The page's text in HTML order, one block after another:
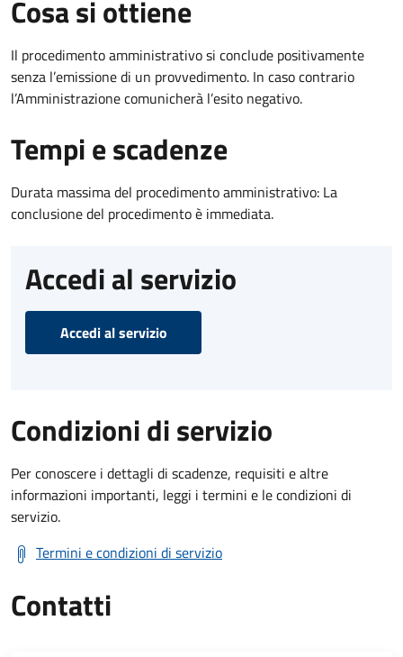
Cosa si ottiene
Il procedimento amministrativo si conclude positivamente
senza l’emissione di un provvedimento. In caso contrario
l’Amministrazione comunicherà l’esito negativo.
Tempi e scadenze
Durata massima del procedimento amministrativo: La
conclusione del procedimento è immediata.
Accedi al servizio
Accedi al servizio
Condizioni di servizio
Per conoscere i dettagli di scadenze, requisiti e altre
informazioni importanti, leggi i termini e le condizioni di
servizio.
Termini e condizioni di servizio
Contatti